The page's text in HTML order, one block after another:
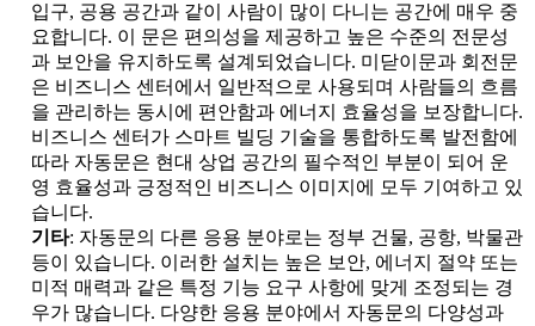
입구, 공용 공간과 같이 사람이 많이 다니는 공간에 매우 중
요합니다. 이 문은 편의성을 제공하고 높은 수준의 전문성
과 보안을 유지하도록 설계되었습니다. 미닫이문과 회전문
은 비즈니스 센터에서 일반적으로 사용되며 사람들의 흐름
을 관리하는 동시에 편안함과 에너지 효율성을 보장합니다.
비즈니스 센터가 스마트 빌딩 기술을 통합하도록 발전함에
따라 자동문은 현대 상업 공간의 필수적인 부분이 되어 운
영 효율성과 긍정적인 비즈니스 이미지에 모두 기여하고 있
습니다.
기타: 자동문의 다른 응용 분야로는 정부 건물, 공항, 박물관
등이 있습니다. 이러한 설치는 높은 보안, 에너지 절약 또는
미적 매력과 같은 특정 기능 요구 사항에 맞게 조정되는 경
우가 많습니다. 다양한 응용 분야에서 자동문의 다양성과